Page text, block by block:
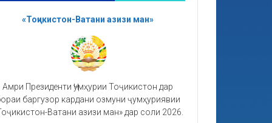
«Тоҷикистон-Ватани азизи ман»
Амри Президенти Ҷумҳурии Тоҷикистон дар
баргузор кардани озмуни ҷумҳуриявии
Ватани азизи ман» дар соли 2026.